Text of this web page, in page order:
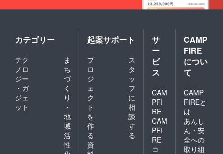
カテゴリー
テク
ノロ
ジー
・ガ
ジェ
ット
ま
ち
づ
く
り
・
地
域
活
性
起案サポート
プ
ロ
ジ
ェ
ク
ト
を
作
る
ス
タ
ッ
フ
に
相
談
す
る
資
サ
ー
ビ
ス
CAM
PFI
RE
CAM
PFI
RE
コ
CAMP
FIRE
につい
て
CAMP
FIREと
は
あんし
ん・安
全への
取り組